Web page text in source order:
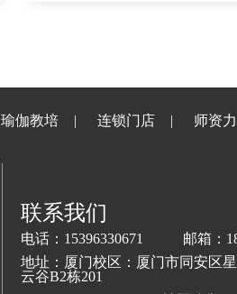
瑜伽教培 连锁门店 师资
联系我们
电话：15396330671
邮箱：
地址：厦门校区：厦门市同安区
云谷B2栋201